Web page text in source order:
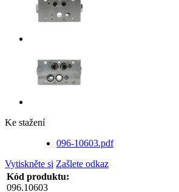
Ke stažení
096-10603.pdf
Vytiskněte si Zašlete odkaz
Kód produktu:
096.10603